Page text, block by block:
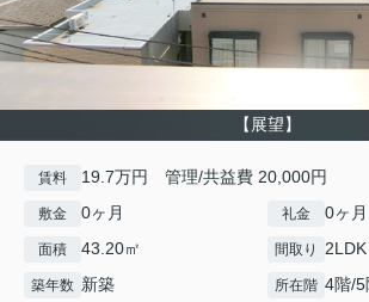
【展望】
賃料 19.7万円 管理/共益費 20,000円
敷金 0ヶ月 礼金 0ヶ月
面積 43.20㎡ 間取り 2LDK
築年数 新築 所在階 4階/5